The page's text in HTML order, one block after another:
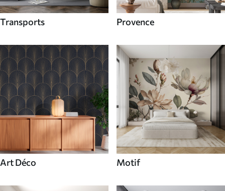
Transports Provence
Art Déco Motif